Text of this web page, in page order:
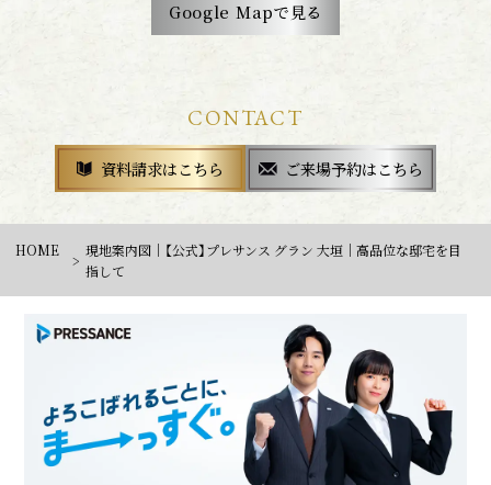
Google Mapで見る
CONTACT
資料請求はこちら ご来場予約はこちら
HOME
現地案内図｜【公式】プレサンス グラン 大垣｜高品位な邸宅を目
指して